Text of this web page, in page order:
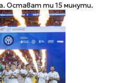
Остават ти 15 минути.